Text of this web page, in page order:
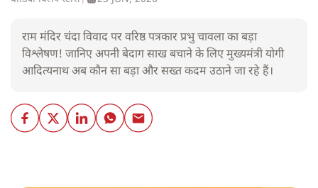
राम मंदिर चंदा विवाद पर वरिष्ठ पत्रकार प्रभु चावला का बड़ा
विश्लेषण! जानिए अपनी बेदाग साख बचाने के लिए मुख्यमंत्री योगी
आदित्यनाथ अब कौन सा बड़ा और सख्त कदम उठाने जा रहे हैं।